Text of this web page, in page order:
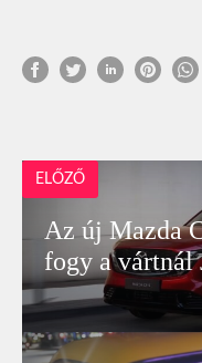
ELŐZŐ
Az új Mazda
fogy a vártnál